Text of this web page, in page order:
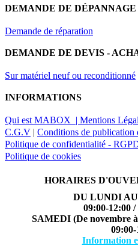
DEMANDE DE DÉPANNAGE
Demande de réparation
DEMANDE DE DEVIS -
Sur matériel neuf ou reconditionné
INFORMATIONS
Qui est MABOX | Mentions
C.G.V | Conditions de publication
Politique de confidentialité -
Politique de cookies
HORAIRES
DU LUNDI
09:00-12:00
SAMEDI (De novembre
Information